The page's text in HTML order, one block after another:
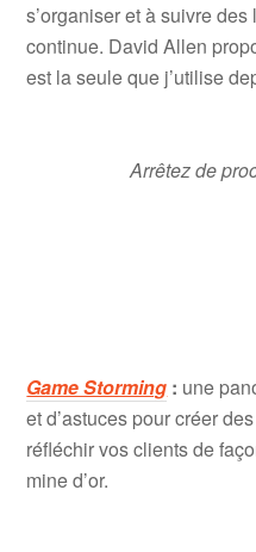
s’organiser et à suivre
continue. David Allen
est la seule que j’utilise
Arrêtez de
Game Storming : une
et d’astuces pour créer
réfléchir vos clients de
mine d’or.